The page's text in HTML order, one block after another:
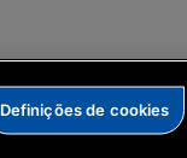
Definições de cookies